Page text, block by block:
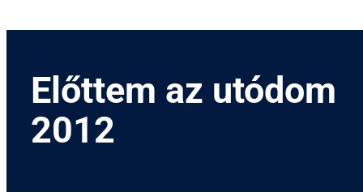
Előttem az utódom
2012